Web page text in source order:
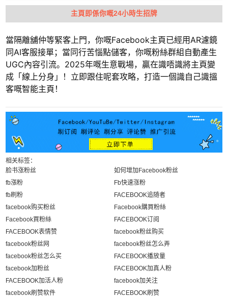
主頁即係你嘅24小時生招牌
當隔離舖仲等緊客上門，你嘅Facebook主頁已經用AR濾鏡
同AI客服接單；當同行苦惱點儲客，你嘅粉絲群組自動產生
UGC內容引流。2025年嘅生意戰場，贏在識唔識將主頁變
成「線上分身」！立即跟住呢套攻略，打造一個識自己識搵
客嘅智能主頁！
相关标签：
脸书涨粉丝
如何增加Facebook粉丝
fb漲粉
Fb快速涨粉
fb刷粉
FACEBOOK追随者
facebook购买粉丝
Facebook購買粉絲
Facebook買粉絲
FACEBOOK订阅
FACEBOOK表情赞
facebook粉丝购买
facebook粉丝网
facebook粉丝怎么弄
facebook粉丝怎么买
FACEBOOK播放量
facebook加粉丝
FACEBOOK加真人粉
FACEBOOK加活人粉
facebook加关注
facebook刷赞软件
FACEBOOK刷赞